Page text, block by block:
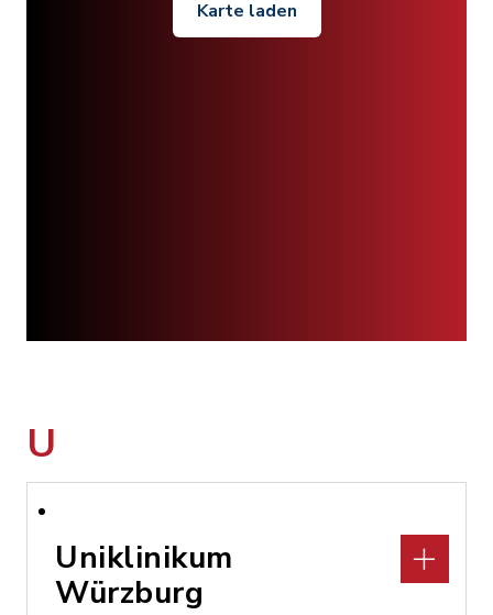
Karte laden
U
Uniklinikum
Würzburg